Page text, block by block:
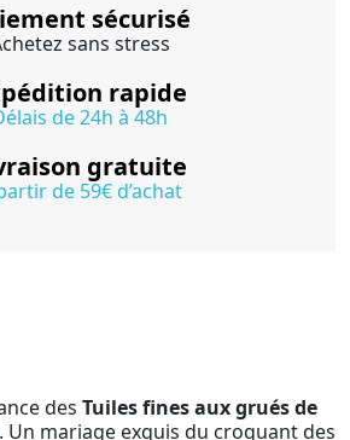
sécurisé
sans stress
rapide
de 24h à 48h
gratuite
de 59€ d’achat
des Tuiles fines aux grués de
. Un mariage exquis du croquant des